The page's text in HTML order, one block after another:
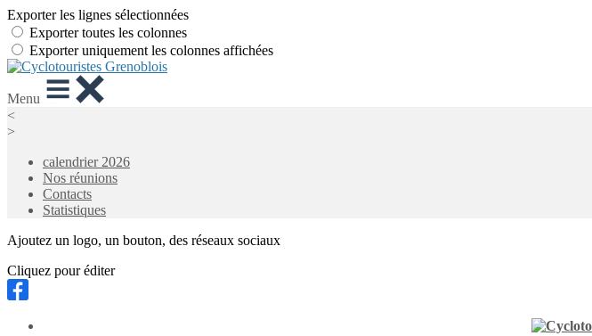
Exporter les lignes sélectionnées
Exporter toutes les colonnes
Exporter uniquement les colonnes affichées
Menu
<
>
calendrier 2026
Nos réunions
Contacts
Statistiques
Ajoutez un logo, un bouton, des réseaux sociaux
Cliquez pour éditer